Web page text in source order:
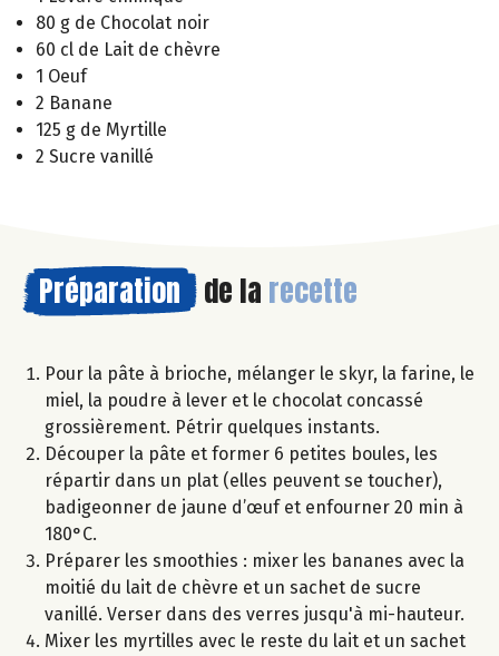
80 g de Chocolat noir
60 cl de Lait de chèvre
1 Oeuf
2 Banane
125 g de Myrtille
2 Sucre vanillé
Préparation de la recette
Pour la pâte à brioche, mélanger le skyr, la farine, le
miel, la poudre à lever et le chocolat concassé
grossièrement. Pétrir quelques instants.
Découper la pâte et former 6 petites boules, les
répartir dans un plat (elles peuvent se toucher),
badigeonner de jaune d’œuf et enfourner 20 min à
180°C.
Préparer les smoothies : mixer les bananes avec la
moitié du lait de chèvre et un sachet de sucre
vanillé. Verser dans des verres jusqu'à mi-hauteur.
Mixer les myrtilles avec le reste du lait et un sachet